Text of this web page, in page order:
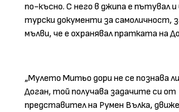
по-късно. С него в джипа е пътувал и
турски документи за самоличност,
мълви, че е охранявал пратката на
„Мулето Митьо дори не се познава
Доган, той получава задачите си от
представител на Румен Вълка,